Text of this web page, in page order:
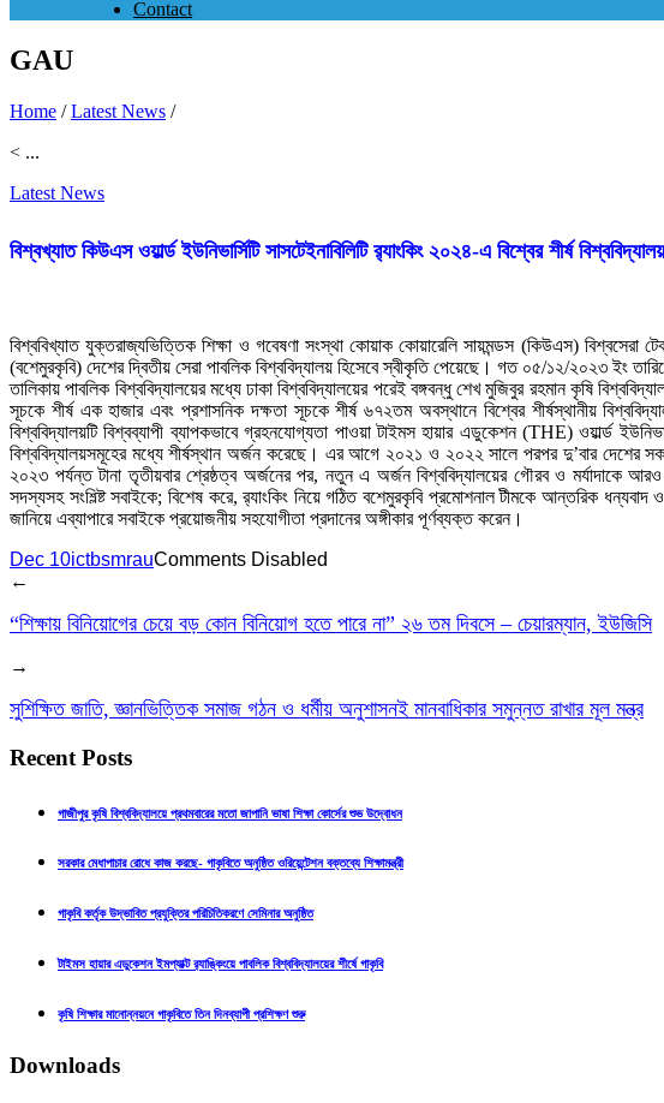
Contact
GAU
Home /Latest News /
< ...
Latest News
বিশ্বখ্যাত কিউএস ওয়ার্ল্ড ইউনিভার্সিটি সাসটেইনাবিলিটি র‌্যাংকিং ২০২৪-এ বিশ্বের শীর্ষ
বিশ্ববিখ্যাত যুক্তরাজ্যভিত্তিক শিক্ষা ও গবেষণা সংস্থা কোয়াক কোয়ারেলি সায়মন্ডস (কিউএস) বিশ্বসেরা
(বশেমুরকৃবি) দেশের দ্বিতীয় সেরা পাবলিক বিশ্ববিদ্যালয় হিসেবে স্বীকৃতি পেয়েছে। গত ০৫/১২/২০২৩ ইং
তালিকায় পাবলিক বিশ্ববিদ্যালয়ের মধ্যে ঢাকা বিশ্ববিদ্যালয়ের পরেই বঙ্গবন্ধু শেখ মুজিবুর রহমান কৃষি
সূচকে শীর্ষ এক হাজার এবং প্রশাসনিক দক্ষতা সূচকে শীর্ষ ৬৭২তম অবস্থানে বিশ্বের শীর্ষস্থানীয়
বিশ্ববিদ্যালয়টি বিশ্বব্যাপী ব্যাপকভাবে গ্রহনযোগ্যতা পাওয়া টাইমস হায়ার এডুকেশন (THE)
বিশ্ববিদ্যালয়সমূহের মধ্যে শীর্ষস্থান অর্জন করেছে। এর আগে ২০২১ ও ২০২২ সালে পরপর দু’বার দেশের সকল
২০২৩ পর্যন্ত টানা তৃতীয়বার শ্রেষ্ঠত্ব অর্জনের পর, নতুন এ অর্জন বিশ্ববিদ্যালয়ের গৌরব ও মর্যাদাকে
সদস্যসহ সংশ্ল্ষ্টি সবাইকে; বিশেষ করে, র‌্যাংকিং নিয়ে গঠিত বশেমুরকৃবি প্রমোশনাল টীমকে আন্তরিক
জানিয়ে এব্যাপারে সবাইকে প্রয়োজনীয় সহযোগীতা প্রদানের অঙ্গীকার পূর্ণব্যক্ত করেন।
Dec 10ictbsmrauComments Disabled
←
“শিক্ষায় বিনিয়োগের চেয়ে বড় কোন বিনিয়োগ হতে পারে না” ২৬ তম দিবসে – চেয়ারম্যান, ইউজিসি
→
সুশিক্ষিত জাতি, জ্ঞানভিত্তিক সমাজ গঠন ও ধর্মীয় অনুশাসনই মানবাধিকার সমুন্নত রাখার মূল মন্ত্র
Recent Posts
গাজীপুর কৃষি বিশ্ববিদ্যালয়ে প্রথমবারের মতো জাপানি ভাষা শিক্ষা কোর্সের শুভ উদ্বোধন
সরকার মেধাপাচার রোধে কাজ করছে- গাকৃবিতে অনুষ্ঠিত ওরিয়েন্টেশন বক্তব্যে শিক্ষামন্ত্রী
গাকৃবি কর্তৃক উদ্ভাবিত প্রযুক্তির পরিচিতিকরণে সেমিনার অনুষ্ঠিত
টাইমস হায়ার এডুকেশন ইমপ্যাক্ট র‍্যাঙ্কিংয়ে পাবলিক বিশ্ববিদ্যালয়ের শীর্ষে গাকৃবি
কৃষি শিক্ষার মানোন্নয়নে গাকৃবিতে তিন দিনব্যাপী প্রশিক্ষণ শুরু
Downloads